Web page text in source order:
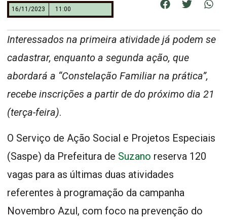
16/11/2023 11:00
Interessados na primeira atividade já podem se
cadastrar, enquanto a segunda ação, que
abordará a “Constelação Familiar na prática”,
recebe inscrições a partir de do próximo dia 21
(terça-feira).
O Serviço de Ação Social e Projetos Especiais
(Saspe) da Prefeitura de Suzano reserva 120
vagas para as últimas duas atividades
referentes à programação da campanha
Novembro Azul, com foco na prevenção do